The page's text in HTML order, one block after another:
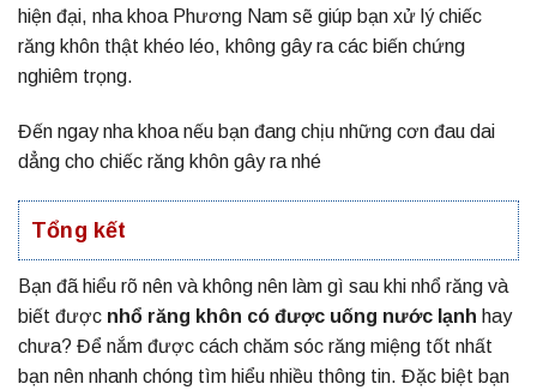
hiện đại, nha khoa Phương Nam sẽ giúp bạn xử lý chiếc
răng khôn thật khéo léo, không gây ra các biến chứng
nghiêm trọng.
Đến ngay nha khoa nếu bạn đang chịu những cơn đau dai
dẳng cho chiếc răng khôn gây ra nhé
Tổng kết
Bạn đã hiểu rõ nên và không nên làm gì sau khi nhổ răng và
biết được nhổ răng khôn có được uống nước lạnh hay
chưa? Để nắm được cách chăm sóc răng miệng tốt nhất
bạn nên nhanh chóng tìm hiểu nhiều thông tin. Đặc biệt bạn